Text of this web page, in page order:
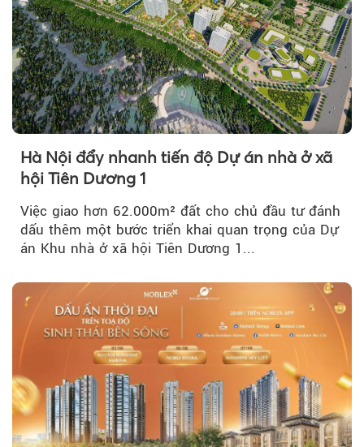
Hà Nội đẩy nhanh tiến độ Dự án nhà ở xã
hội Tiên Dương 1
Việc giao hơn 62.000m² đất cho chủ đầu tư đánh
dấu thêm một bước triển khai quan trọng của Dự
án Khu nhà ở xã hội Tiên Dương 1...